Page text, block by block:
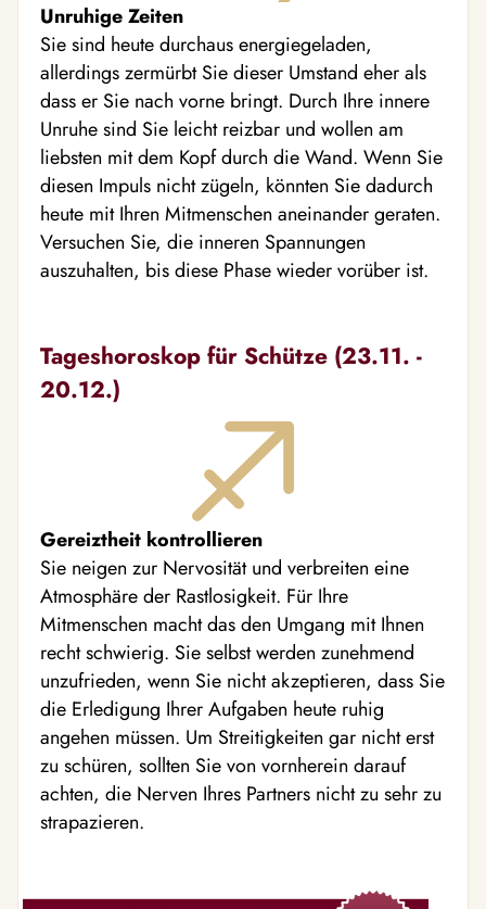
Unruhige Zeiten
Sie sind heute durchaus energiegeladen,
allerdings zermürbt Sie dieser Umstand eher als
dass er Sie nach vorne bringt. Durch Ihre innere
Unruhe sind Sie leicht reizbar und wollen am
liebsten mit dem Kopf durch die Wand. Wenn Sie
diesen Impuls nicht zügeln, könnten Sie dadurch
heute mit Ihren Mitmenschen aneinander geraten.
Versuchen Sie, die inneren Spannungen
auszuhalten, bis diese Phase wieder vorüber ist.
Tageshoroskop für Schütze (23.11. -
20.12.)
Gereiztheit kontrollieren
Sie neigen zur Nervosität und verbreiten eine
Atmosphäre der Rastlosigkeit. Für Ihre
Mitmenschen macht das den Umgang mit Ihnen
recht schwierig. Sie selbst werden zunehmend
unzufrieden, wenn Sie nicht akzeptieren, dass Sie
die Erledigung Ihrer Aufgaben heute ruhig
angehen müssen. Um Streitigkeiten gar nicht erst
zu schüren, sollten Sie von vornherein darauf
achten, die Nerven Ihres Partners nicht zu sehr zu
strapazieren.